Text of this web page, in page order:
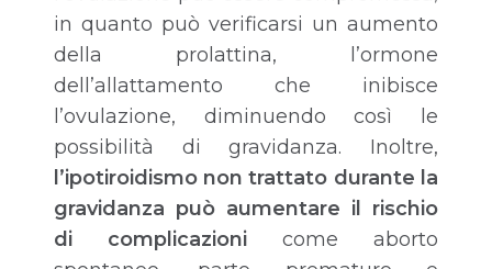
in quanto può verificarsi un aumento
della prolattina, l’ormone
dell’allattamento che inibisce
l’ovulazione, diminuendo così le
possibilità di gravidanza. Inoltre,
l’ipotiroidismo non trattato durante la
gravidanza può aumentare il rischio
di complicazioni come aborto